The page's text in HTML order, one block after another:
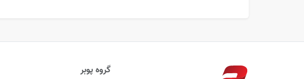
گروه پوبر